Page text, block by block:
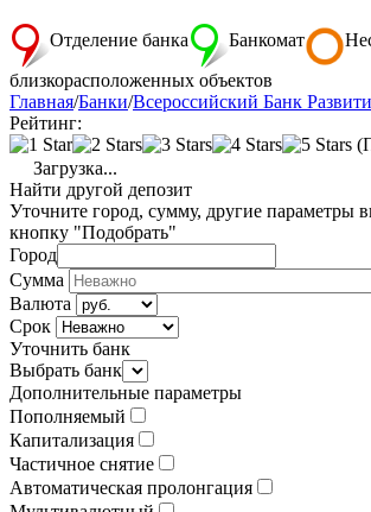
Отделение банка Банкомат
близкорасположенных объектов
Главная/Банки/Всероссийский Банк
Рейтинг:
Загрузка...
Найти другой депозит
Уточните город, сумму, другие параметры
кнопку "Подобрать"
Город
Сумма
Валюта
Срок
Уточнить банк
Выбрать банк
Дополнительные параметры
Пополняемый
Капитализация
Частичное снятие
Автоматическая пролонгация